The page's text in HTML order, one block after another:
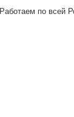
Работаем по всей